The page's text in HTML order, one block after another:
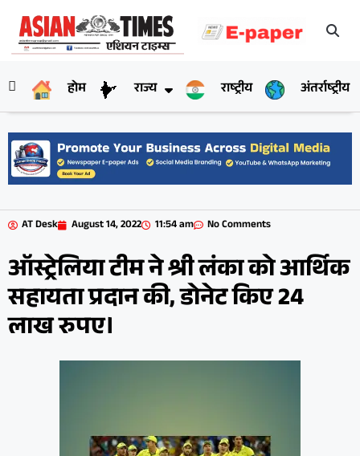
होम राज्य राष्ट्रीय अंतर्राष्ट्रीय
AT Desk August 14, 2022 11:54 am No Comments
ऑस्ट्रेलिया टीम ने श्री लंका को आर्थिक
सहायता प्रदान की, डोनेट किए 24
लाख रुपए।